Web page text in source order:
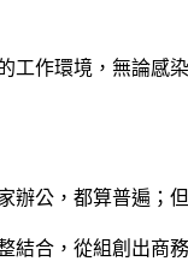
工作環境，無論
公，都算普遍；
合，從組創出商